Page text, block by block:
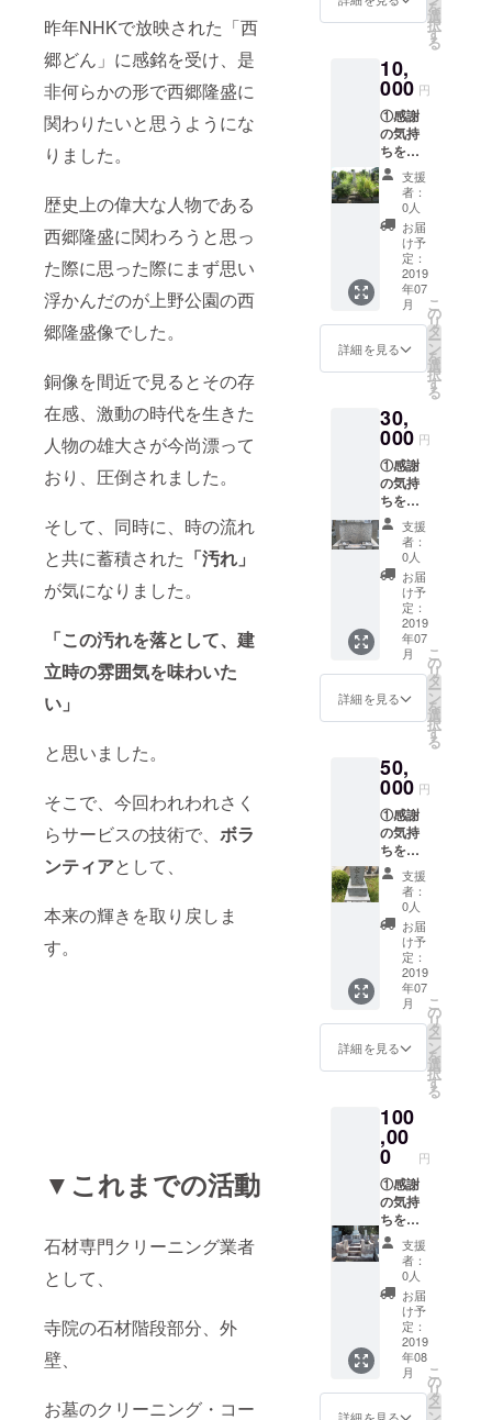
昨年NHKで放映された「西
郷どん」に感銘を受け、是
非何らかの形で西郷隆盛に
関わりたいと思うようにな
りました。
歴史上の偉大な人物である
西郷隆盛に関わろうと思っ
た際に思った際にまず思い
浮かんだのが上野公園の西
郷隆盛像でした。
銅像を間近で見るとその存
在感、激動の時代を生きた
人物の雄大さが今尚漂って
おり、圧倒されました。
そして、同時に、時の流れ
と共に蓄積された 「汚れ」
が気になりました。
「この汚れを落として、建
立時の雰囲気を味わいた
い」
と思いました。
そこで、今回われわれさく
らサービスの技術で、 ボラ
ンティアとして、
本来の輝きを取り戻しま
す。
▼これまでの活動
石材専門クリーニング業者
として、
寺院の石材階段部分、外
壁、
お墓のクリーニング・コー
きま
紹介時
に名前
を記
載。
を
選
択
す
る
10,
000 円
①感謝
の気持
ちを込
めて、
施工前
と施工
後の完
成写真
付き
の、 お
礼メー
ルをお
送りさ
せて頂
きま
紹介時
に名前
を記
載。 ③
関東
（東
京・神
奈川・
千葉・
埼玉）
15000
円相当
の、
サービ
ス、お
墓参り
代行を
（お墓
全体の
い、草
むし
り、お
花、先
行） 交
通費弊
社負
担。 ※
オプ
ション
もござ
いま
す。ご
相談下
ず備考
欄にご
希望の
をご記
入くだ
さい。
記入の
ない場
合は
CAMPF
IREの
ユー
ザー名
を掲載
いたし
ます。
支援
者：
0人
お届
け予
定：
2019
年07
月
詳細を見る
こ
の
リ
タ
ー
ン
を
選
択
す
る
30,
000 円
①感謝
の気持
ちを込
めて、
施工前
と施工
後の完
成写真
付き
の、 お
礼メー
ルをお
送りさ
せて頂
きま
紹介時
に名前
を記
載。 ③
関東
（東
京・神
奈川・
千葉・
埼玉）
35000
円相当
の、
サービ
ス、お
墓のク
リーニ
様に、
石材を
復元致
しま
す。
（サビ
に関し
ては完
璧に取
り除く
ことは
できま
せんの
で、ご
了承下
さい。
交通費
弊社負
支援
者：
0人
お届
け予
定：
2019
年07
月
詳細を見る
こ
の
リ
タ
ー
ン
を
選
択
す
る
50,
000 円
①感謝
の気持
ちを込
めて、
施工前
と施工
後の完
成写真
付き
の、 お
礼メー
ルをお
送りさ
せて頂
きま
紹介時
に名前
を記
載。 ③
関東
（東
京・神
奈川・
千葉・
埼玉）
80000
円相当
の、
サービ
ス、お
墓のク
リーニ
ング＆
支援
者：
0人
お届
け予
定：
2019
年07
月
詳細を見る
こ
の
リ
タ
ー
ン
を
選
択
す
る
100
,00
0 円
①感謝
の気持
ちを込
めて、
施工前
と施工
後の完
成写真
付き
の、 お
礼メー
ルをお
送りさ
せて頂
支援
者：
0人
お届
け予
定：
2019
年08
月
こ
の
リ
タ
ー